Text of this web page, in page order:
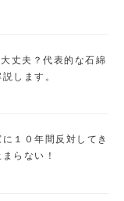
丈夫？代表的な石綿
します。
１０年間反対してき
らない！